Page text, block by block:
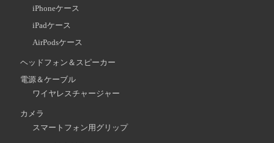
iPhoneケース
iPadケース
AirPodsケース
ヘッドフォン＆スピーカー
電源＆ケーブル
ワイヤレスチャージャー
カメラ
スマートフォン用グリップ